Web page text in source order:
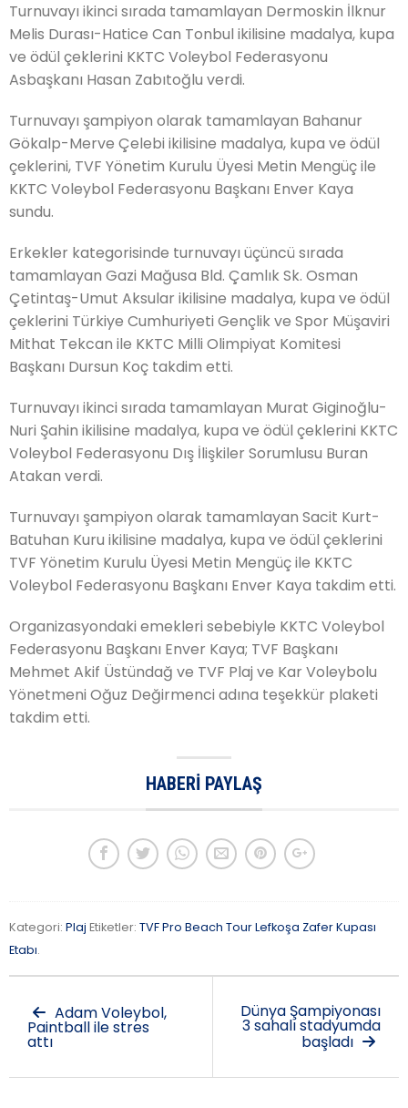
Turnuvayı ikinci sırada tamamlayan Dermoskin İlknur
Melis Durası-Hatice Can Tonbul ikilisine madalya, kupa
ve ödül çeklerini KKTC Voleybol Federasyonu
Asbaşkanı Hasan Zabıtoğlu verdi.
Turnuvayı şampiyon olarak tamamlayan Bahanur
Gökalp-Merve Çelebi ikilisine madalya, kupa ve ödül
çeklerini, TVF Yönetim Kurulu Üyesi Metin Mengüç ile
KKTC Voleybol Federasyonu Başkanı Enver Kaya
sundu.
Erkekler kategorisinde turnuvayı üçüncü sırada
tamamlayan Gazi Mağusa Bld. Çamlık Sk. Osman
Çetintaş-Umut Aksular ikilisine madalya, kupa ve ödül
çeklerini Türkiye Cumhuriyeti Gençlik ve Spor Müşaviri
Mithat Tekcan ile KKTC Milli Olimpiyat Komitesi
Başkanı Dursun Koç takdim etti.
Turnuvayı ikinci sırada tamamlayan Murat Giginoğlu-
Nuri Şahin ikilisine madalya, kupa ve ödül çeklerini KKTC
Voleybol Federasyonu Dış İlişkiler Sorumlusu Buran
Atakan verdi.
Turnuvayı şampiyon olarak tamamlayan Sacit Kurt-
Batuhan Kuru ikilisine madalya, kupa ve ödül çeklerini
TVF Yönetim Kurulu Üyesi Metin Mengüç ile KKTC
Voleybol Federasyonu Başkanı Enver Kaya takdim etti.
Organizasyondaki emekleri sebebiyle KKTC Voleybol
Federasyonu Başkanı Enver Kaya; TVF Başkanı
Mehmet Akif Üstündağ ve TVF Plaj ve Kar Voleybolu
Yönetmeni Oğuz Değirmenci adına teşekkür plaketi
takdim etti.
HABERI PAYLAŞ
Kategori: Plaj Etiketler: TVF Pro Beach Tour Lefkoşa Zafer Kupası
Etabı.
Adam Voleybol,
Paintball ile stres
attı
Dünya Şampiyonası
3 sahalı stadyumda
başladı